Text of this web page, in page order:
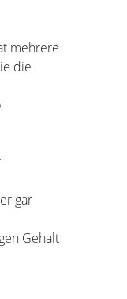
mehrere
die
gar
Gehalt